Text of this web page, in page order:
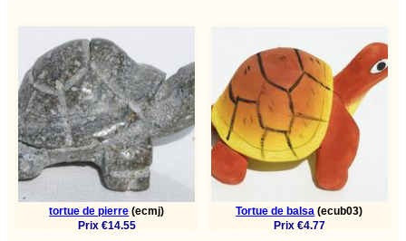
tortue de pierre (ecmj)
Prix €14.55
Tortue de balsa (ecub03)
Prix €4.77